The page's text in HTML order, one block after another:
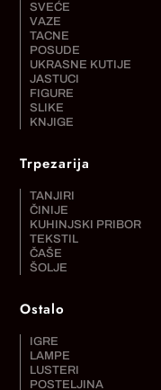
SVEĆE
VAZE
TACNE
POSUDE
UKRASNE KUTIJE
JASTUCI
FIGURE
SLIKE
KNJIGE
Trpezarija
TANJIRI
ČINIJE
KUHINJSKI PRIBOR
TEKSTIL
ČAŠE
ŠOLJE
Ostalo
IGRE
LAMPE
LUSTERI
POSTELJINA